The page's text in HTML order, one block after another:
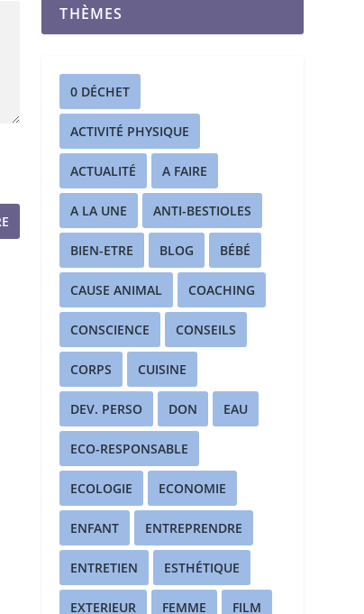
THÈMES
0 DÉCHET
ACTIVITÉ PHYSIQUE
ACTUALITÉ A FAIRE
A LA UNE ANTI-BESTIOLES
BIEN-ETRE BLOG BÉBÉ
CAUSE ANIMAL COACHING
CONSCIENCE CONSEILS
CORPS CUISINE
DEV. PERSO DON EAU
ECO-RESPONSABLE
ECOLOGIE ECONOMIE
ENFANT ENTREPRENDRE
ENTRETIEN ESTHÉTIQUE
EXTERIEUR FEMME FILM